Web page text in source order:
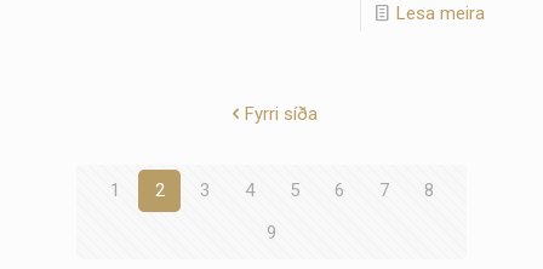
Lesa meira
Fyrri síða
1 2 3 4 5 6 7
8
9